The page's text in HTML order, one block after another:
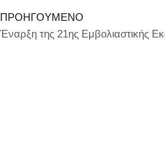
ΠΡΟΗΓΟΎΜΕΝΟ